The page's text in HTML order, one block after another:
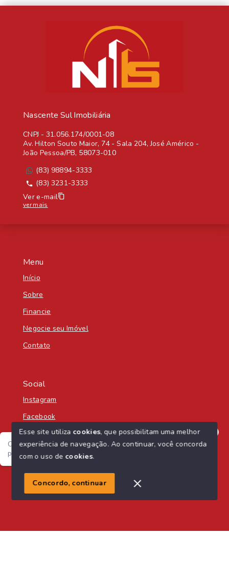
Olá! Seja bem-vindo á Nascente Sul Imobiliária! :) Como
posso te ajudar?
Menu
Início
Sobre
Financie
Negocie seu Imóvel
Contato
Social
Instagram
Facebook
© Copyright 2026 - Nascente Sul Imobiliária - Todos os
SITE PARA IMOBILIARIA
Nascente Sul Imobiliária
CNPJ - 31.056.174/0001-08
Av. Hilton Souto Maior, 74 - Sala 204, José Américo -
João Pessoa/PB, 58073-010
(83) 98894-3333
(83) 3231-3333
Ver e-mail
ver mais
Esse site utiliza cookies, que possibilitam uma melhor
experiência de navegação. Ao continuar, você concorda
com o uso de cookies.
Concordo, continuar